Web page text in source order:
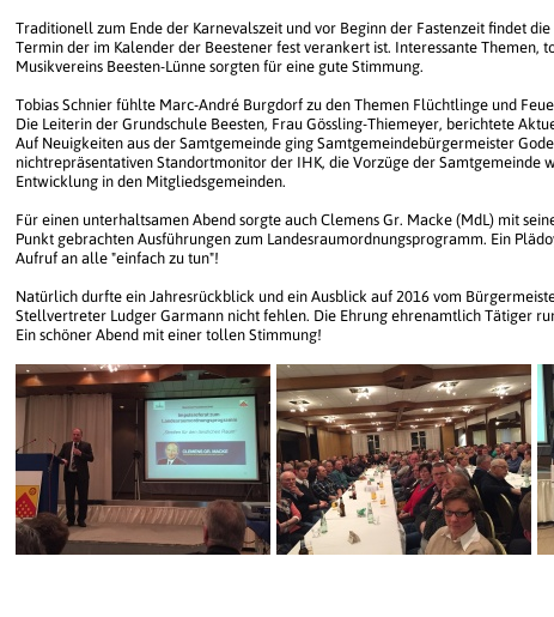
Traditionell zum Ende der Karnevalszeit und vor Beginn der Fastenzeit findet
Termin der im Kalender der Beestener fest verankert ist. Interessante Themen,
Musikvereins Beesten-Lünne sorgten für eine gute Stimmung.
Tobias Schnier fühlte Marc-André Burgdorf zu den Themen Flüchtlinge und
Die Leiterin der Grundschule Beesten, Frau Gössling-Thiemeyer, berichtete
Auf Neuigkeiten aus der Samtgemeinde ging Samtgemeindebürgermeister
nichtrepräsentativen Standortmonitor der IHK, die Vorzüge der Samtgemeinde
Entwicklung in den Mitgliedsgemeinden.
Für einen unterhaltsamen Abend sorgte auch Clemens Gr. Macke (MdL) mit
Punkt gebrachten Ausführungen zum Landesraumordnungsprogramm. Ein
Aufruf an alle "einfach zu tun"!
Natürlich durfte ein Jahresrückblick und ein Ausblick auf 2016 vom
Stellvertreter Ludger Garmann nicht fehlen. Die Ehrung ehrenamtlich Tätiger
Ein schöner Abend mit einer tollen Stimmung!